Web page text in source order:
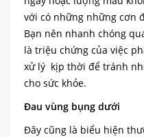
với có những những cơn
Bạn nên nhanh chóng
là triệu chứng của việc
xử lý kịp thời để tránh
cho sức khỏe.
Đau vùng bụng dưới
Đây cũng là biểu hiện